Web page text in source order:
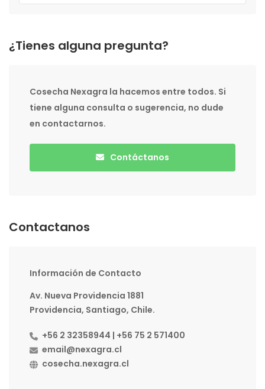
¿Tienes alguna pregunta?
Cosecha Nexagra la hacemos entre todos. Si
tiene alguna consulta o sugerencia, no dude
en contactarnos.
Contáctanos
Contactanos
Información de Contacto
Av. Nueva Providencia 1881
Providencia, Santiago, Chile.
+56 2 32358944 | +56 75 2 571400
email@nexagra.cl
cosecha.nexagra.cl